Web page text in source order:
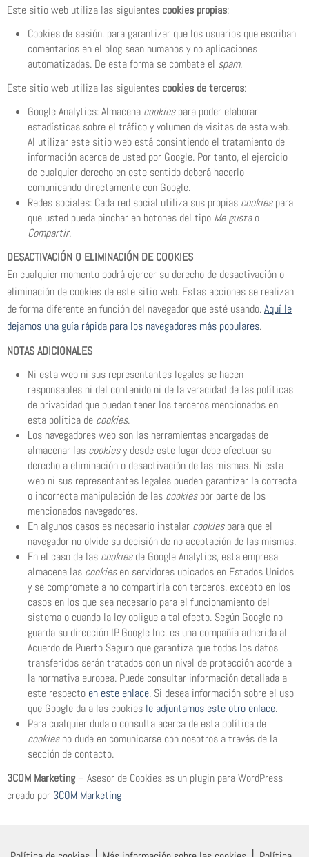
Este sitio web utiliza las siguientes cookies propias:
Cookies de sesión, para garantizar que los usuarios que escriban
comentarios en el blog sean humanos y no aplicaciones
automatizadas. De esta forma se combate el spam.
Este sitio web utiliza las siguientes cookies de terceros:
Google Analytics: Almacena cookiespara poder elaborar
estadísticas sobre el tráfico y volumen de visitas de esta web.
Al utilizar este sitio web está consintiendo el tratamiento de
información acerca de usted por Google. Por tanto, el ejercicio
de cualquier derecho en este sentido deberá hacerlo
comunicando directamente con Google.
Redes sociales: Cada red social utiliza sus propias cookiespara
que usted pueda pinchar en botones del tipo Me gustao
Compartir.
DESACTIVACIÓN O ELIMINACIÓN DE COOKIES
En cualquier momento podrá ejercer su derecho de desactivación o
eliminación de cookies de este sitio web. Estas acciones se realizan
de forma diferente en función del navegador que esté usando.Aquí le
dejamos una guía rápida para los navegadores más populares.
NOTAS ADICIONALES
Ni esta web ni sus representantes legales se hacen
responsables ni del contenido ni de la veracidad de las políticas
de privacidad que puedan tener los terceros mencionados en
esta política de cookies.
Los navegadores web son las herramientas encargadas de
almacenar las cookiesy desde este lugar debe efectuar su
derecho a eliminación o desactivación de las mismas. Ni esta
web ni sus representantes legales pueden garantizar la correcta
o incorrecta manipulación de las cookiespor parte de los
mencionados navegadores.
En algunos casos es necesario instalar cookiespara que el
navegador no olvide su decisión de no aceptación de las mismas.
En el caso de las cookiesde Google Analytics, esta empresa
almacena las cookiesen servidores ubicados en Estados Unidos
y se compromete a no compartirla con terceros, excepto en los
casos en los que sea necesario para el funcionamiento del
sistema o cuando la ley obligue a tal efecto. Según Google no
guarda su dirección IP. Google Inc. es una compañía adherida al
Acuerdo de Puerto Seguro que garantiza que todos los datos
transferidos serán tratados con un nivel de protección acorde a
la normativa europea. Puede consultar información detallada a
este respecto en este enlace. Si desea información sobre el uso
que Google da a las cookies le adjuntamos este otro enlace.
Para cualquier duda o consulta acerca de esta política de
cookiesno dude en comunicarse con nosotros a través de la
sección de contacto.
3COM Marketing– Asesor de Cookies es un plugin para WordPress
creado por 3COM Marketing